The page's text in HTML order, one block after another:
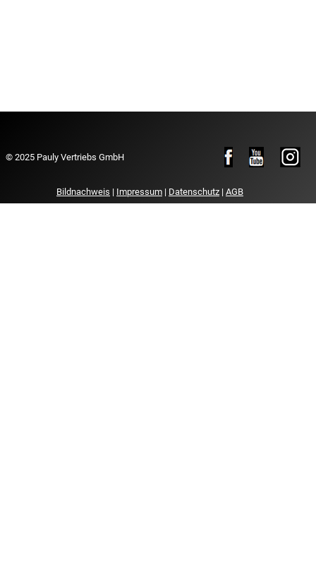
© 2025 Pauly Vertriebs GmbH
Bildnachweis | Impressum | Datenschutz | AGB